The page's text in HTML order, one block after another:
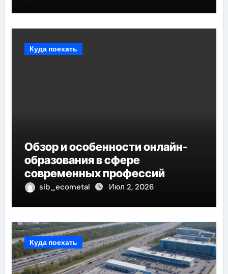
Куда поехать
Обзор и особенности онлайн-
образования в сфере
современных профессий
sib_ecometal Июл 2, 2026
Куда поехать